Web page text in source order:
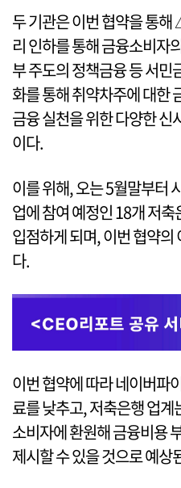
두 기관은 이번 협약을 통
리 인하를 통해 금융소비
부 주도의 정책금융 등 서
화를 통해 취약차주에 대
금융 실천을 위한 다양한 신
이다.
이를 위해, 오는 5월말부터
업에 참여 예정인 18개 저
입점하게 되며, 이번 협약
다.
이번 협약에 따라 네이버파
료를 낮추고, 저축은행 업
소비자에 환원해 금융비용
제시할 수 있을 것으로 예상